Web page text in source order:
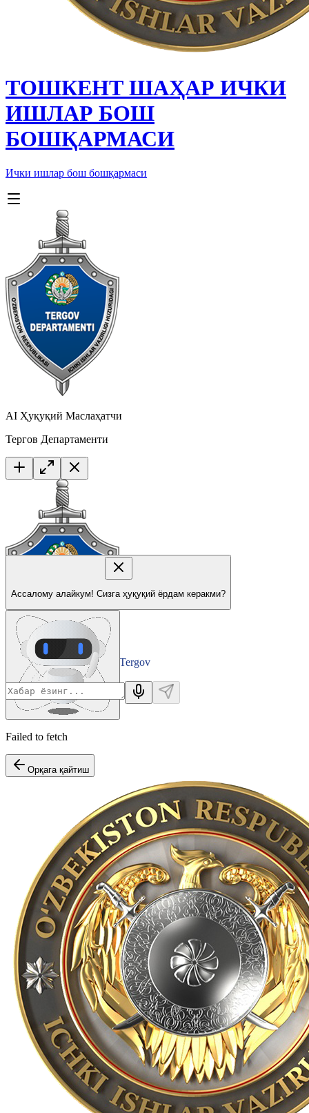
ТОШКЕНТ ШАҲАР ИЧКИ
ИШЛАР БОШ
БОШҚАРМАСИ
Ички ишлар бош бошқармаси
AI Ҳуқуқий Маслаҳатчи
Тергов Департаменти
Tergov
Departamenti
Ассалому алайкум! Сизга ҳуқуқий ёрдам керакми?
Failed to fetch
Орқага қайтиш